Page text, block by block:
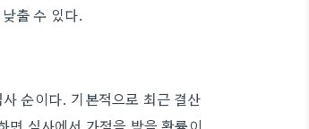
출 수 있다.
순이다. 기본적으로 최근 결산